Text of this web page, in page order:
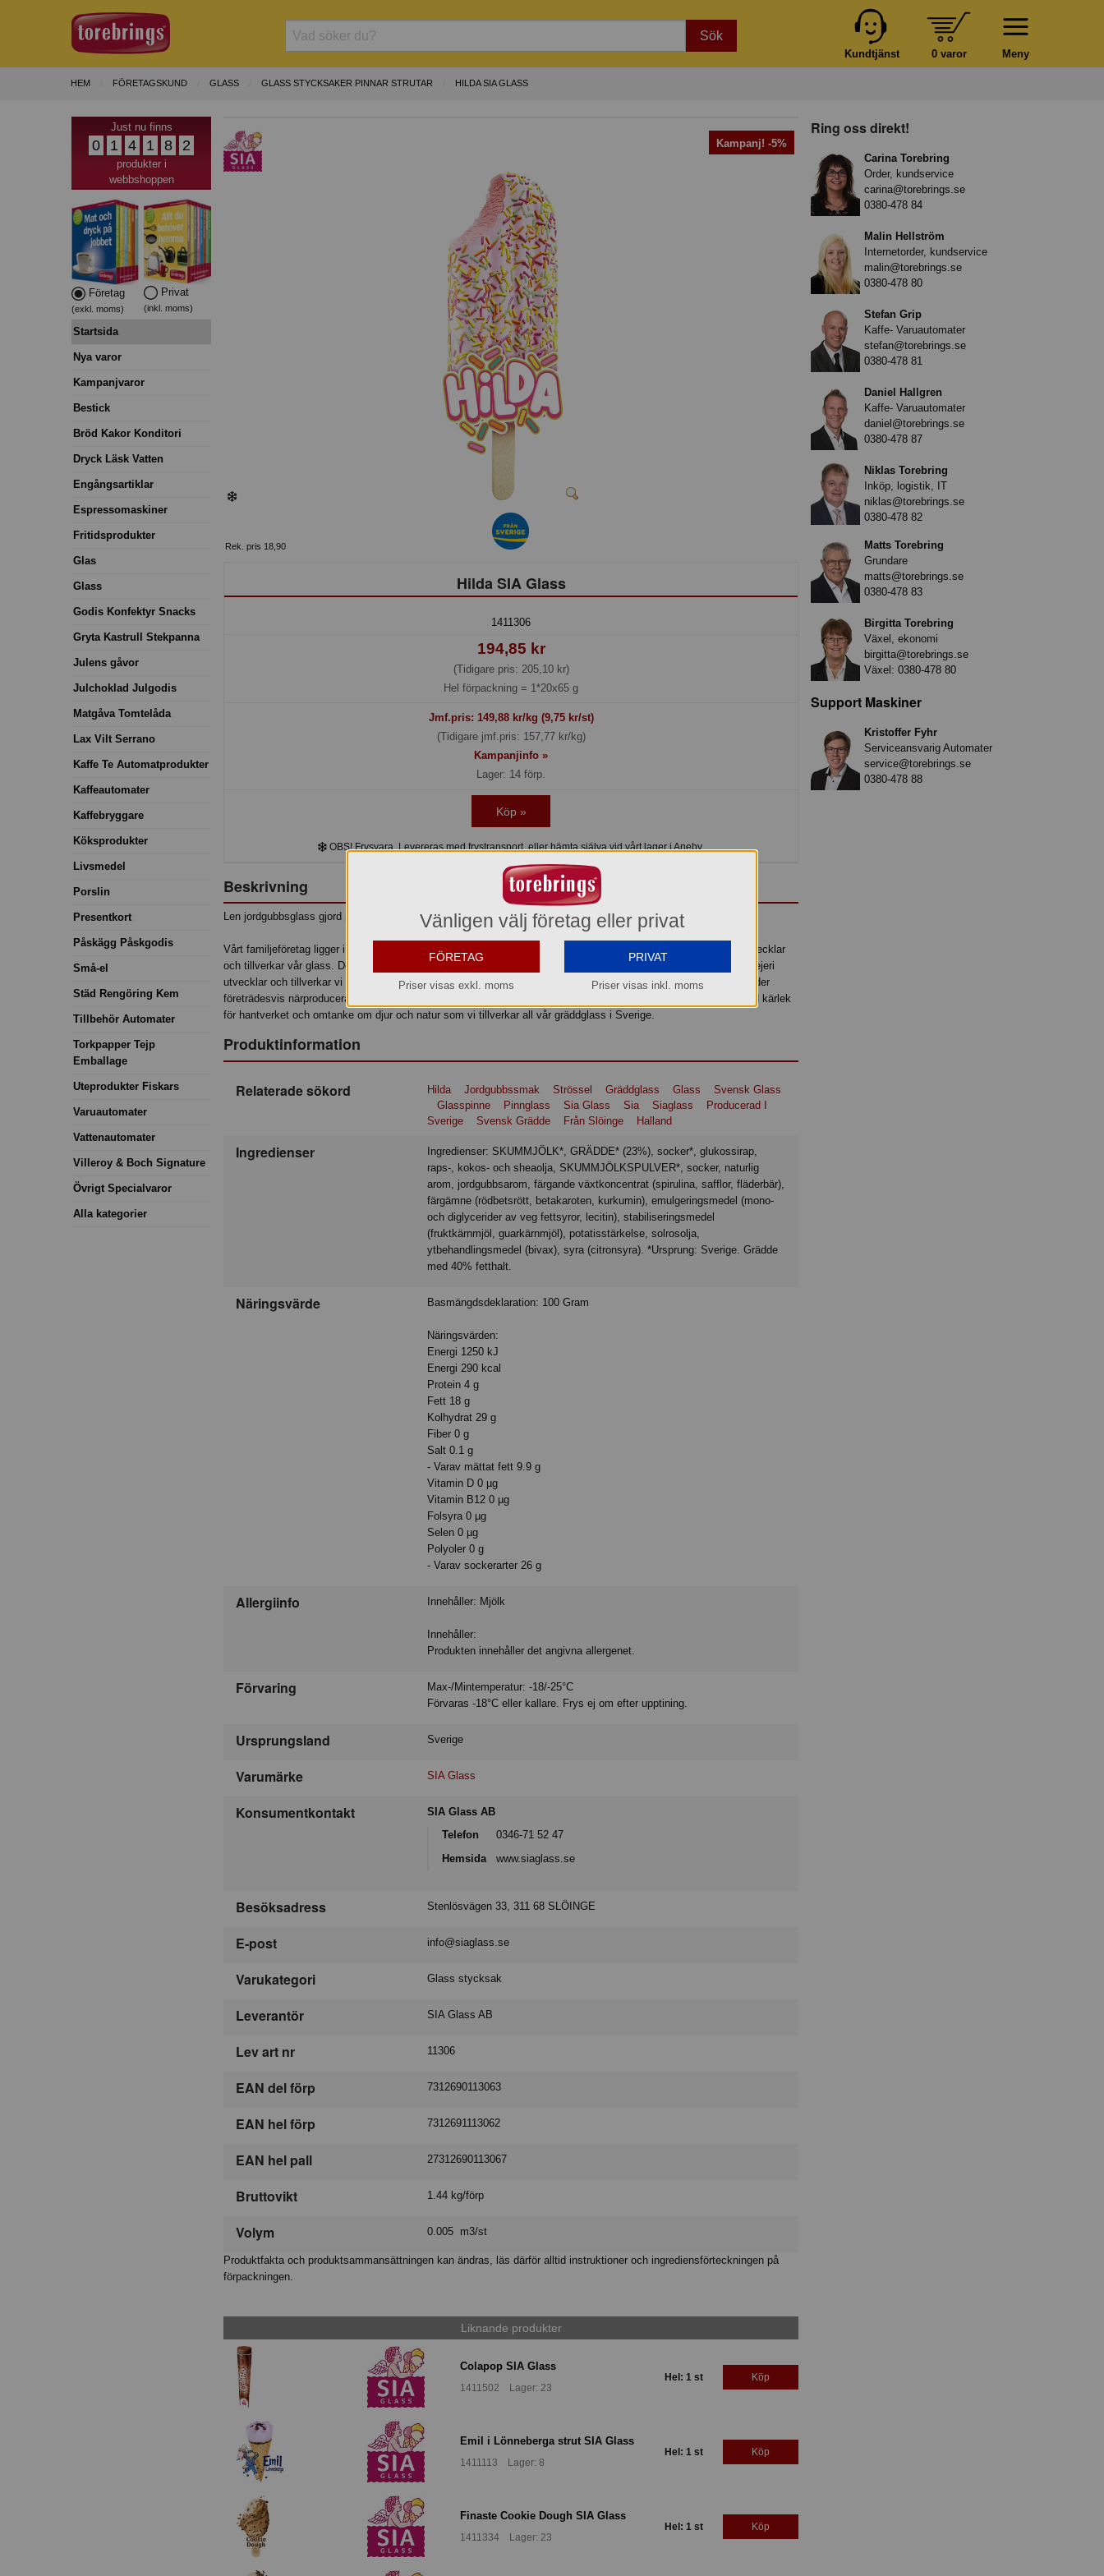
Sök
Meny
0 varor
Kundtjänst
HEM FÖRETAGSKUND GLASS GLASS STYCKSAKER PINNAR STRUTAR HILDA SIA GLASS
Just nu finns
0 1 4 1 8 2
produkter i
webbshoppen
Företag
(exkl. moms)
Privat
(inkl. moms)
Startsida
Nya varor
Kampanjvaror
Bestick
Bröd Kakor Konditori
Dryck Läsk Vatten
Engångsartiklar
Espressomaskiner
Fritidsprodukter
Glas
Glass
Godis Konfektyr Snacks
Gryta Kastrull Stekpanna
Julens gåvor
Julchoklad Julgodis
Matgåva Tomtelåda
Lax Vilt Serrano
Kaffe Te Automatprodukter
Kaffeautomater
Kaffebryggare
Köksprodukter
Livsmedel
Porslin
Presentkort
Påskägg Påskgodis
Små-el
Städ Rengöring Kem
Tillbehör Automater
Torkpapper Tejp
Emballage
Uteprodukter Fiskars
Varuautomater
Vattenautomater
Villeroy & Boch Signature
Övrigt Specialvaror
Alla kategorier
Kampanj! -5%
Rek. pris 18,90
Hilda SIA Glass
1411306
194,85 kr
(Tidigare pris: 205,10 kr)
Hel förpackning = 1*20x65 g
Jmf.pris: 149,88kr/kg (9,75 kr/st)
(Tidigare jmf.pris: 157,77 kr/kg)
Kampanjinfo »
Lager: 14 förp.
Köp »
OBS! Frysvara. Levereras med frystransport, eller hämta själva vid vårt lager i Aneby.
Beskrivning
Len jordgubbsglass gjord på svensk färsk grädde doppad i färgglatt strössel. En barnfavorit!
Vårt familjeföretag ligger i Slöinge, en naturskön del av södra Halland. Det är här våra kor betar. Det är här vi utvecklar
och tillverkar vår glass. Det är här vår själ och historia finns. Alltid med smak och njutning i fokus. I vårt glassmejeri
utvecklar och tillverkar vi vår glass med färsk grädde från halländska gårdar, bl a vår egen Berte Gård. Vi använder
företrädesvis närproducerade svenska råvaror av högsta kvalité. All vår glass är helt fri från palmolja. Det är med kärlek
för hantverket och omtanke om djur och natur som vi tillverkar all vår gräddglass i Sverige.
Produktinformation
Relaterade sökord Hilda Jordgubbssmak Strössel Gräddglass Glass
Svensk Glass
Glasspinne
Pinnglass Sia Glass Sia Siaglass
Producerad I
Sverige
Svensk Grädde Från Slöinge Halland
Ingredienser
raps-, kokos- och sheaolja, SKUMMJÖLKSPULVER*, socker, naturlig
arom, jordgubbsarom, färgande växtkoncentrat (spirulina, safflor, fläderbär),
färgämne (rödbetsrött, betakaroten, kurkumin), emulgeringsmedel (mono-
och diglycerider av veg fettsyror, lecitin), stabiliseringsmedel
(fruktkärnmjöl, guarkärnmjöl), potatisstärkelse, solrosolja,
ytbehandlingsmedel (bivax), syra (citronsyra). *Ursprung: Sverige. Grädde
med 40% fetthalt.
Näringsvärde Basmängdsdeklaration: 100 Gram
Näringsvärden:
Energi 1250 kJ
Energi 290 kcal
Protein 4 g
Fett 18 g
Kolhydrat 29 g
Fiber 0 g
Salt 0.1 g
- Varav mättat fett 9.9 g
Vitamin D 0 µg
Vitamin B12 0 µg
Folsyra 0 µg
Selen 0 µg
Polyoler 0 g
- Varav sockerarter 26 g
Allergiinfo Innehåller: Mjölk
Innehåller:
Produkten innehåller det angivna allergenet.
Förvaring
Max-/Mintemperatur: -18/-25°C
Förvaras -18°C eller kallare. Frys ej om efter upptining.
Ursprungsland Sverige
Varumärke SIA Glass
Konsumentkontakt
SIA Glass AB
Telefon
0346-71 52 47
Hemsida
www.siaglass.se
Besöksadress Stenlösvägen 33, 311 68 SLÖINGE
E-post info@siaglass.se
Varukategori Glass stycksak
Leverantör SIA Glass AB
Lev art nr 11306
EAN del förp 7312690113063
EAN hel förp 7312691113062
EAN hel pall 27312690113067
Bruttovikt 1.44 kg/förp
Volym 0.005 m3/st
Produktfakta och produktsammansättningen kan ändras, läs därför alltid instruktioner och ingrediensförteckningen på
förpackningen.
Liknande produkter
Colapop SIA Glass
1411502 Lager: 23
Hel: 1 st Köp
Emil i Lönneberga strut SIA Glass
1411113 Lager: 8
Hel: 1 st Köp
Finaste Cookie Dough SIA Glass
1411334 Lager: 23
Hel: 1 st Köp
Ring oss direkt!
Carina Torebring
Order, kundservice
carina@torebrings.se
0380-478 84
Malin Hellström
Internetorder, kundservice
malin@torebrings.se
0380-478 80
Stefan Grip
Kaffe- Varuautomater
stefan@torebrings.se
0380-478 81
Daniel Hallgren
Kaffe- Varuautomater
daniel@torebrings.se
0380-478 87
Niklas Torebring
Inköp, logistik, IT
niklas@torebrings.se
0380-478 82
Matts Torebring
Grundare
matts@torebrings.se
0380-478 83
Birgitta Torebring
Växel, ekonomi
birgitta@torebrings.se
Växel: 0380-478 80
Support Maskiner
Kristoffer Fyhr
Serviceansvarig Automater
service@torebrings.se
0380-478 88
Vänligen välj företag eller privat
FÖRETAG
Priser visas exkl. moms
PRIVAT
Priser visas inkl. moms